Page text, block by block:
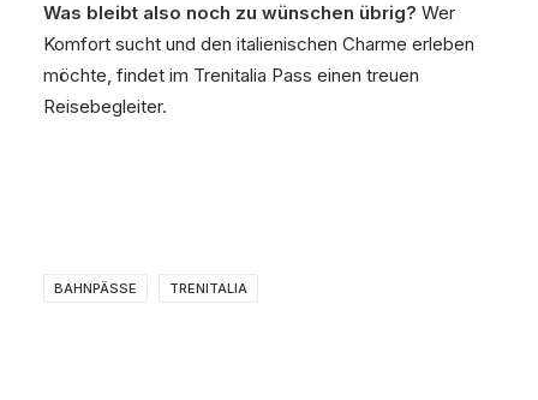
Was bleibt also noch zu wünschen übrig? Wer
Komfort sucht und den italienischen Charme erleben
möchte, findet im Trenitalia Pass einen treuen
Reisebegleiter.
BAHNPÄSSE TRENITALIA